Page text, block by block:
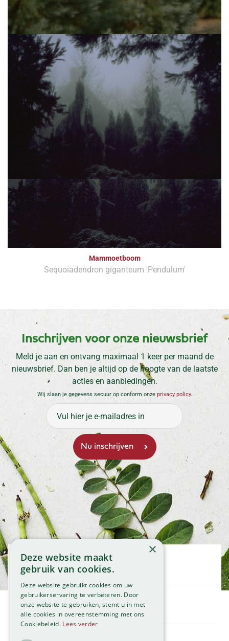
Sequoiadendron giganteum
Mammoetboom
Sequoiadendron giganteum 'Pendulum'
Inschrijven voor onze nieuwsbrief
Meld je aan en ontvang maximaal 1 keer per maand de
nieuwsbrief. Dan ben je altijd op de hoogte van de laatste
acties en aanbiedingen.
Wij slaan je gegevens secuur op conform onze privacy policy.
Openingstijden
Maandag
Dinsdag
Woensdag
Donderdag
Klantenservice
Service
×
Deze website maakt
gebruik van cookies.
Deze website gebruikt cookies om uw
gebruikerservaring te verbeteren. Door
onze website te gebruiken, stemt u in met
alle cookies in overeenstemming met ons
Cookiebeleid. Lees verder